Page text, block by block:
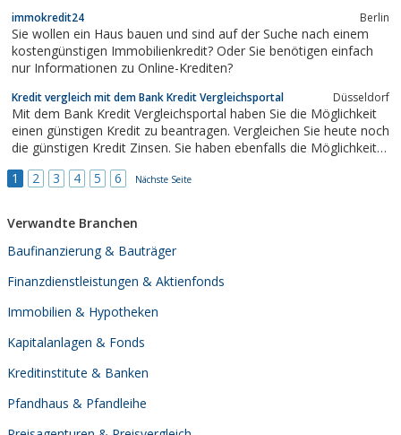
Standorte sind in Neumünster, Kiel, Flensburg und Norderstedt.
immokredit24 Berlin
Sie wollen ein Haus bauen und sind auf der Suche nach einem
kostengünstigen Immobilienkredit? Oder Sie benötigen einfach
nur Informationen zu Online-Krediten?
Kredit vergleich mit dem Bank Kredit Vergleichsportal Düsseldorf
Mit dem Bank Kredit Vergleichsportal haben Sie die Möglichkeit
einen günstigen Kredit zu beantragen. Vergleichen Sie heute noch
die günstigen Kredit Zinsen. Sie haben ebenfalls die Möglichkeit
1 2 3 4 5 6 Nächste Seite
Verwandte Branchen
Baufinanzierung & Bauträger
Finanzdienstleistungen & Aktienfonds
Immobilien & Hypotheken
Kapitalanlagen & Fonds
Kreditinstitute & Banken
Pfandhaus & Pfandleihe